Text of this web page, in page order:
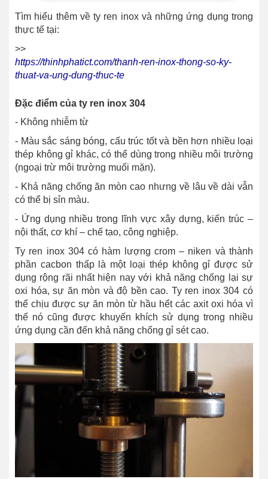
Tìm hiểu thêm về ty ren inox và những ứng dụng trong
thực tế tại:
>>
https://thinhphatict.com/thanh-ren-inox-thong-so-ky-
thuat-va-ung-dung-thuc-te
Đặc điểm của ty ren inox 304
- Không nhiễm từ
- Màu sắc sáng bóng, cấu trúc tốt và bền hơn nhiều loại
thép không gỉ khác, có thể dùng trong nhiều môi trường
(ngoại trừ môi trường muối mặn).
- Khả năng chống ăn mòn cao nhưng về lâu về dài vẫn
có thể bị sỉn màu.
- Ứng dụng nhiều trong lĩnh vực xây dựng, kiến trúc –
nội thất, cơ khí – chế tạo, công nghiệp.
Ty ren inox 304 có hàm lượng crom – niken và thành
phần cacbon thấp là một loại thép không gỉ được sử
dụng rộng rãi nhất hiện nay với khả năng chống lại sự
oxi hóa, sự ăn mòn và độ bền cao. Ty ren inox 304 có
thể chịu được sự ăn mòn từ hầu hết các axit oxi hóa vì
thế nó cũng được khuyến khích sử dụng trong nhiều
ứng dụng cần đến khả năng chống gỉ sét cao.